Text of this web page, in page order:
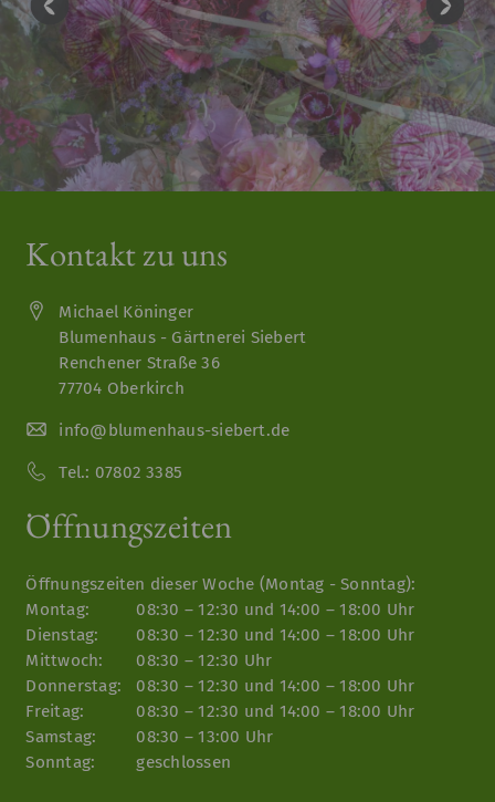
Kontakt zu uns
Michael Köninger
Blumenhaus - Gärtnerei Siebert
Renchener Straße 36
77704 Oberkirch
info@blumenhaus-siebert.de
Tel.: 07802 3385
Öffnungszeiten
Öffnungszeiten dieser Woche (Montag - Sonntag):
Montag:
08:30 – 12:30 und 14:00 – 18:00 Uhr
Dienstag:
08:30 – 12:30 und 14:00 – 18:00 Uhr
Mittwoch:
08:30 – 12:30 Uhr
Donnerstag:
08:30 – 12:30 und 14:00 – 18:00 Uhr
Freitag:
08:30 – 12:30 und 14:00 – 18:00 Uhr
Samstag:
08:30 – 13:00 Uhr
Sonntag:
geschlossen